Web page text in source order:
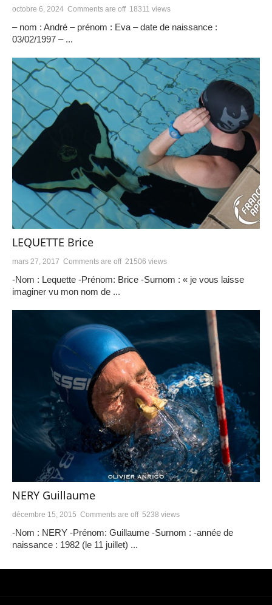
octobre 6, 2024 Comments are off 18311 views
– nom : André – prénom : Eva – date de naissance :
03/02/1997 – ...
LEQUETTE Brice
mars 27, 2017 Comments are off 21506 views
-Nom : Lequette -Prénom: Brice -Surnom : « je vous laisse
imaginer vu mon nom de ...
NERY Guillaume
décembre 15, 2015 Comments are off 5238 views
-Nom : NERY -Prénom: Guillaume -Surnom : -année de
naissance : 1982 (le 11 juillet) ...